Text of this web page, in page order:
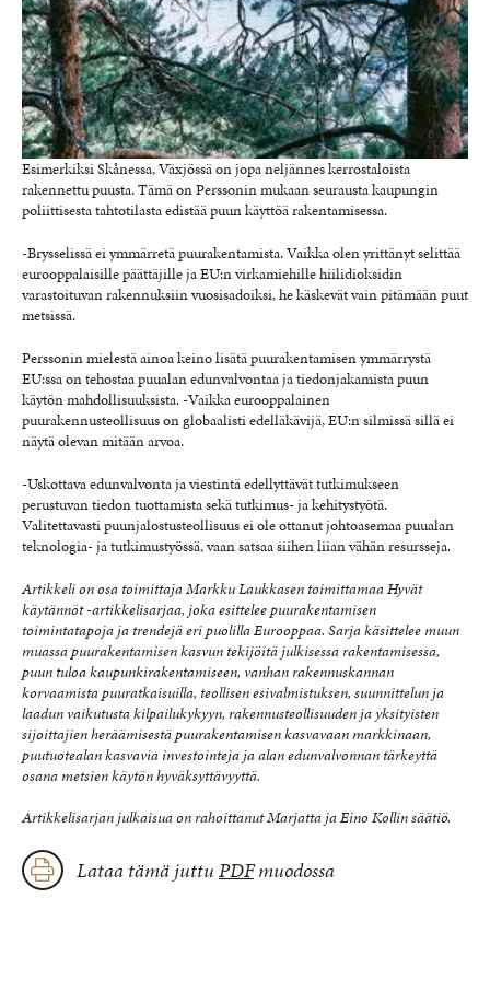
Esimerkiksi Skånessa, Växjössä on jopa neljännes kerrostaloista
rakennettu puusta. Tämä on Perssonin mukaan seurausta kaupungin
poliittisesta tahtotilasta edistää puun käyttöä rakentamisessa.
-Brysselissä ei ymmärretä puurakentamista. Vaikka olen yrittänyt selittää
eurooppalaisille päättäjille ja EU:n virkamiehille hiilidioksidin
varastoituvan rakennuksiin vuosisadoiksi, he käskevät vain pitämään puut
metsissä.
Perssonin mielestä ainoa keino lisätä puurakentamisen ymmärrystä
EU:ssa on tehostaa puualan edunvalvontaa ja tiedonjakamista puun
käytön mahdollisuuksista. -Vaikka eurooppalainen
puurakennusteollisuus on globaalisti edelläkävijä, EU:n silmissä sillä ei
näytä olevan mitään arvoa.
-Uskottava edunvalvonta ja viestintä edellyttävät tutkimukseen
perustuvan tiedon tuottamista sekä tutkimus- ja kehitystyötä.
Valitettavasti puunjalostusteollisuus ei ole ottanut johtoasemaa puualan
teknologia- ja tutkimustyössä, vaan satsaa siihen liian vähän resursseja.
Artikkeli on osa toimittaja Markku Laukkasen toimittamaa Hyvät
käytännöt -artikkelisarjaa, joka esittelee puurakentamisen
toimintatapoja ja trendejä eri puolilla Eurooppaa. Sarja käsittelee muun
muassa puurakentamisen kasvun tekijöitä julkisessa rakentamisessa,
puun tuloa kaupunkirakentamiseen, vanhan rakennuskannan
korvaamista puuratkaisuilla, teollisen esivalmistuksen, suunnittelun ja
laadun vaikutusta kilpailukykyyn, rakennusteollisuuden ja yksityisten
sijoittajien heräämisestä puurakentamisen kasvavaan markkinaan,
puutuotealan kasvavia investointeja ja alan edunvalvonnan tärkeyttä
osana metsien käytön hyväksyttävyyttä.
Artikkelisarjan julkaisua on rahoittanut Marjatta ja Eino Kollin säätiö.
Lataa tämä juttu PDFmuodossa